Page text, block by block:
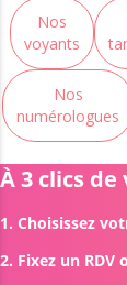
Nos
voyants
Nos
numérologues
À 3 clics
1. Choisissez
2. Fixez un RDV